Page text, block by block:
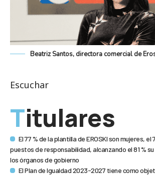
Beatriz Santos, directora comercial de
Escuchar
Titulares
El 77 % de la plantilla de EROSKI son mujeres, el
puestos de responsabilidad, alcanzando el 81 %
los órganos de gobierno
El Plan de Igualdad 2023-2027 tiene como